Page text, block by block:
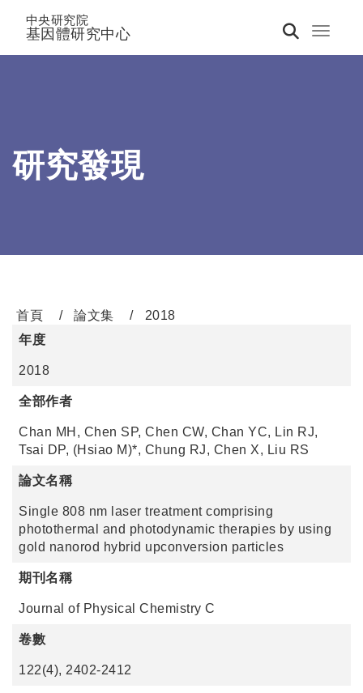
Toggle
中央研究院
基因體研究中心
研究發現
首頁 論文集
2018
年度
2018
全部作者
Chan MH, Chen SP, Chen CW, Chan YC, Lin RJ,
Tsai DP, (Hsiao M)*, Chung RJ, Chen X, Liu RS
論文名稱
Single 808 nm laser treatment comprising
photothermal and photodynamic therapies by using
gold nanorod hybrid upconversion particles
期刊名稱
Journal of Physical Chemistry C
卷數
122(4), 2402-2412